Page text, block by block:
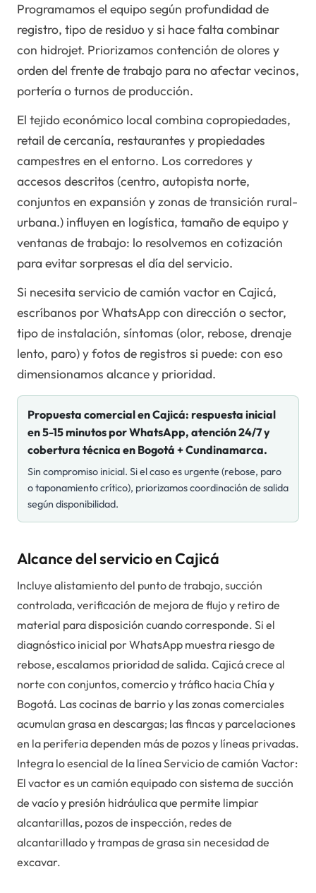
Programamos el equipo según profundidad de
registro, tipo de residuo y si hace falta combinar
con hidrojet. Priorizamos contención de olores y
orden del frente de trabajo para no afectar vecinos,
portería o turnos de producción.
El tejido económico local combina copropiedades,
retail de cercanía, restaurantes y propiedades
campestres en el entorno. Los corredores y
accesos descritos (centro, autopista norte,
conjuntos en expansión y zonas de transición rural-
urbana.) influyen en logística, tamaño de equipo y
ventanas de trabajo: lo resolvemos en cotización
para evitar sorpresas el día del servicio.
Si necesita servicio de camión vactor en Cajicá,
escríbanos por WhatsApp con dirección o sector,
tipo de instalación, síntomas (olor, rebose, drenaje
lento, paro) y fotos de registros si puede: con eso
dimensionamos alcance y prioridad.
Propuesta comercial enCajicá: respuesta inicial
en 5-15 minutos por WhatsApp, atención 24/7 y
cobertura técnica en Bogotá + Cundinamarca.
Sin compromiso inicial. Si el caso es urgente (rebose, paro
o taponamiento crítico), priorizamos coordinación de salida
según disponibilidad.
Alcance del servicio en Cajicá
Incluye alistamiento del punto de trabajo, succión
controlada, verificación de mejora de flujo y retiro de
material para disposición cuando corresponde. Si el
diagnóstico inicial por WhatsApp muestra riesgo de
rebose, escalamos prioridad de salida. Cajicá crece al
norte con conjuntos, comercio y tráfico hacia Chía y
Bogotá. Las cocinas de barrio y las zonas comerciales
acumulan grasa en descargas; las fincas y parcelaciones
en la periferia dependen más de pozos y líneas privadas.
Integra lo esencial de la línea Servicio de camión Vactor:
El vactor es un camión equipado con sistema de succión
de vacío y presión hidráulica que permite limpiar
alcantarillas, pozos de inspección, redes de
alcantarillado y trampas de grasa sin necesidad de
excavar.